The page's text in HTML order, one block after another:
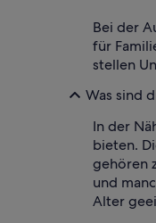
Bei der
für
stellen
Was sind
In der
bieten.
gehören
und
Alter